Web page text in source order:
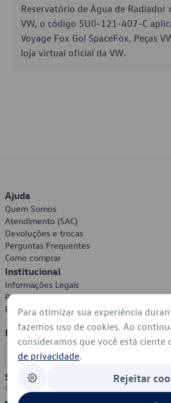
Reservatório de Água de Radiador
VW, o código 5U0-121-407-C
Voyage Fox Gol SpaceFox. Peças
loja virtual oficial da VW.
Ajuda
Quem Somos
Atendimento (SAC)
Devoluções e trocas
Perguntas Frequentes
Como comprar
Institucional
Informações Legais
Política de Privacidade
Política de Cookies
Formas de Pagamento
Segurança
Para otimizar sua experiência
fazemos uso de cookies. Ao
consideramos que você está ciente
de privacidade.
Rejeitar